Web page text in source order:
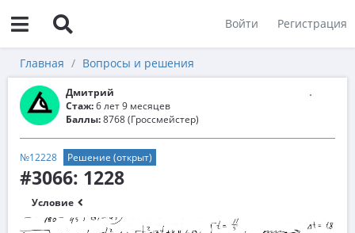
Войти Регистрация
Главная Вопросы и решения
Дмитрий
Стаж:6 лет 9 месяцев
Баллы:8768 (Гроссмейстер)
№12228 Решение (открыт)
#3066: 1228
Условие